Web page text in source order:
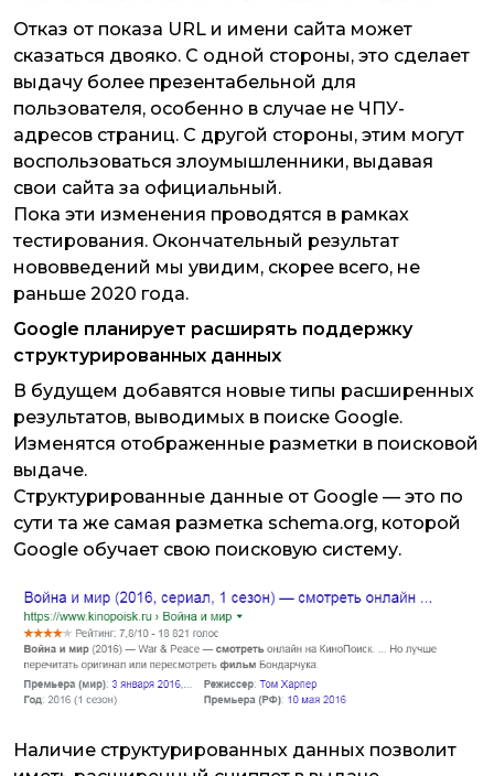
Отказ от показа URL и имени сайта может
сказаться двояко. С одной стороны, это сделает
выдачу более презентабельной для
пользователя, особенно в случае не ЧПУ-
адресов страниц. С другой стороны, этим могут
воспользоваться злоумышленники, выдавая
свои сайта за официальный.
Пока эти изменения проводятся в рамках
тестирования. Окончательный результат
нововведений мы увидим, скорее всего, не
раньше 2020 года.
Google планирует расширять поддержку
структурированных данных
В будущем добавятся новые типы расширенных
результатов, выводимых в поиске Google.
Изменятся отображенные разметки в поисковой
выдаче.
Структурированные данные от Google — это по
сути та же самая разметка schema.org, которой
Google обучает свою поисковую систему.
Наличие структурированных данных позволит